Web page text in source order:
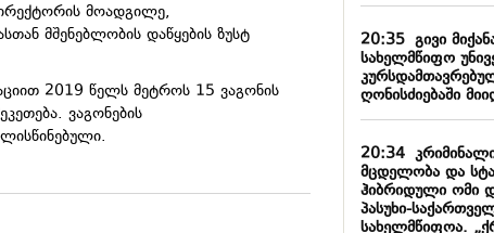
მოადგილე,
მშენებლობის დაწყების ზუსტ
2019 წელს მეტროს 15 ვაგონის
ვაგონების
20:35გივი
სახელმწიფო
ღონისძიებაში
20:34
მცდელობა და
ჰიბრიდული ომი
პასუხი-
სახელმწიფოა.